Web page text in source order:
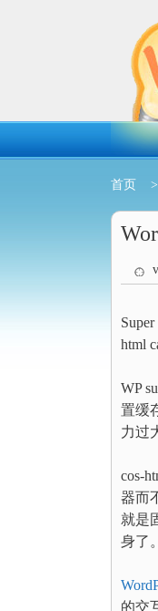
首页 >
html
WP
置缓
力过
cos-
器而
就是
身了。
的交